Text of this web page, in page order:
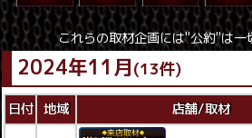
これらの取材企画には"公約"は一
2024年11月(13件)
日付 地域 店舗/取材